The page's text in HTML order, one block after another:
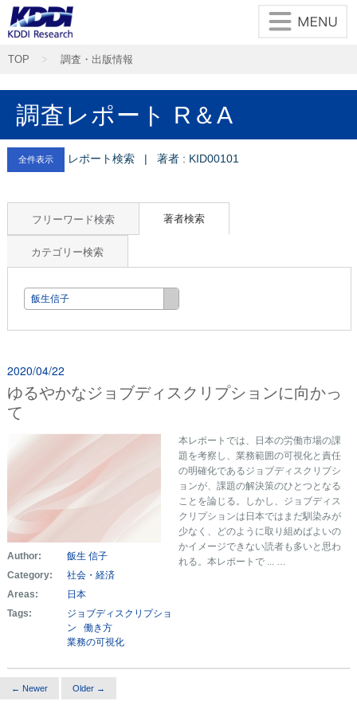
TOP 調査・出版情報
調査レポート R＆A
全件表示 レポート検索 | 著者 : KID00101
フリーワード検索 著者検索
カテゴリー検索
飯生信子
2020/04/22
ゆるやかなジョブディスクリプションに向かっ
て
本レポートでは、日本の労働市場の課
題を考察し、業務範囲の可視化と責任
の明確化であるジョブディスクリプシ
ョンが、課題の解決策のひとつとなる
ことを論じる。しかし、ジョブディス
クリプションは日本ではまだ馴染みが
少なく、どのように取り組めばよいの
かイメージできない読者も多いと思わ
れる。本レポートで ... …
Author:
飯生 信子
Category:
社会・経済
Areas:
日本
Tags:
ジョブディスクリプショ
ン
働き方
業務の可視化
← Newer Older →